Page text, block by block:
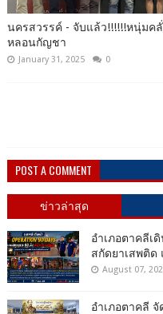
นครสวรรค์ - จับแล้ว!!!!!!หนุ่มค
หลอนกัญชา
January 31, 2025 0
POST A COMMENT
ข่าวล่าสุด
อำเภอตาคลีเ
สกัดยาเสพติด
August 07,
อำเภอตาคลี